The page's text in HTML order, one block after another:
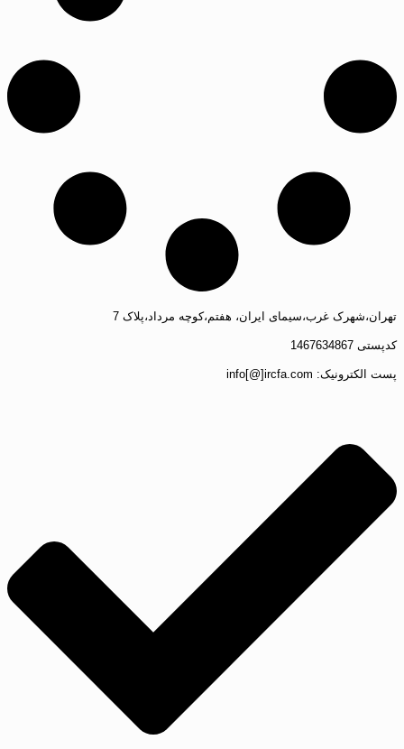
تهران،شهرک غرب،سیمای ایران، هفتم،کوچه مرداد،پلاک 7
کدپستی 1467634867
پست الکترونیک: info[@]ircfa.com